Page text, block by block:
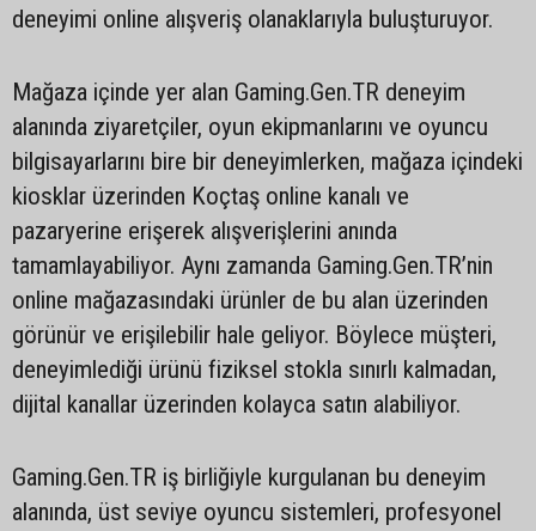
deneyimi online alışveriş olanaklarıyla buluşturuyor.
Mağaza içinde yer alan Gaming.Gen.TR deneyim
alanında ziyaretçiler, oyun ekipmanlarını ve oyuncu
bilgisayarlarını bire bir deneyimlerken, mağaza içindeki
kiosklar üzerinden Koçtaş online kanalı ve
pazaryerine erişerek alışverişlerini anında
tamamlayabiliyor. Aynı zamanda Gaming.Gen.TR’nin
online mağazasındaki ürünler de bu alan üzerinden
görünür ve erişilebilir hale geliyor. Böylece müşteri,
deneyimlediği ürünü fiziksel stokla sınırlı kalmadan,
dijital kanallar üzerinden kolayca satın alabiliyor.
Gaming.Gen.TR iş birliğiyle kurgulanan bu deneyim
alanında, üst seviye oyuncu sistemleri, profesyonel